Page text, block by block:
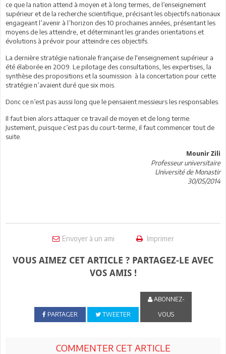
ce que la nation attend à moyen et à long termes, de l’enseignement
supérieur et de la recherche scientifique, précisant les objectifs nationaux
engageant l’avenir à l’horizon des 10 prochaines années, présentant les
moyens de les atteindre, et déterminant les grandes orientations et
évolutions à prévoir pour atteindre ces objectifs.
La dernière stratégie nationale française de l'enseignement supérieur a
été élaborée en 2009. Le pilotage des consultations, les expertises, la
synthèse des propositions et la soumission à la concertation pour cette
stratégie n’avaient duré que six mois.
Donc ce n’est pas aussi long que le pensaient messieurs les responsables.
Il faut bien alors attaquer ce travail de moyen et de long terme.
Justement, puisque c’est pas du court-terme, il faut commencer tout de
suite.
Mounir Zili
Professeur universitaire
Université de Monastir
30/05/2014
Envoyer à un ami Imprimer
VOUS AIMEZ CET ARTICLE ? PARTAGEZ-LE AVEC
VOS AMIS !
PARTAGER TWEETER
ABONNEZ-
VOUS
COMMENTER CET ARTICLE